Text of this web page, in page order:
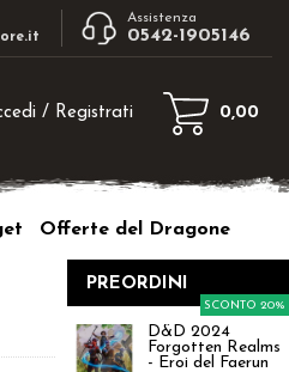
Assistenza
0542-1905146
/ Registrati
sul pulsante "Registrati"
0,00
Offerte del Dragone
PREORDINI
D&D 2024
Forgotten Realms
- Eroi del Faerun
SCONTO 20%